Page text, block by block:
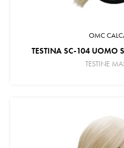
OMC
TESTINA SC-104 UOMO
TESTINE